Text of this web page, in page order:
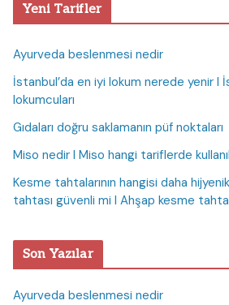
Yeni Tarifler
Ayurveda beslenmesi nedir
İstanbul’da en iyi lokum nerede yenir I
lokumcuları
Gıdaları doğru saklamanın püf noktaları
Miso nedir I Miso hangi tariflerde
Kesme tahtalarının hangisi daha
tahtası güvenli mi I Ahşap kesme
Son Yazılar
Ayurveda beslenmesi nedir